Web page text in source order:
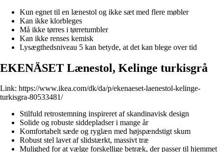
Kun egnet til en lænestol og ikke sæt med flere møbler
Kan ikke klorbleges
Må ikke tørres i tørretumbler
Kan ikke renses kemisk
Lysægthedsniveau 5 kan betyde, at det kan blege over tid
EKENÄSET Lænestol, Kelinge turkisgrå
Link: https://www.ikea.com/dk/da/p/ekenaeset-laenestol-kelinge-
turkisgra-80533481/
Stilfuld retrostemning inspireret af skandinavisk design
Solide og robuste siddepladser i mange år
Komfortabelt sæde og ryglæn med højspændstigt skum
Robust stel lavet af slidstærkt, massivt træ
Mulighed for at vælge forskellige betræk, der passer til hjemmet